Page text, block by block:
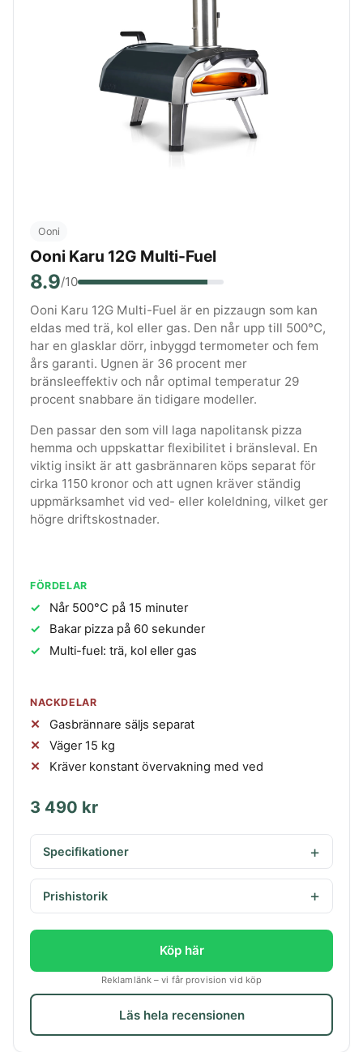
Ooni
Ooni Karu 12G Multi-Fuel
8.9/10
Ooni Karu 12G Multi-Fuel är en pizzaugn som kan
eldas med trä, kol eller gas. Den når upp till 500°C,
har en glasklar dörr, inbyggd termometer och fem
års garanti. Ugnen är 36 procent mer
bränsleeffektiv och når optimal temperatur 29
procent snabbare än tidigare modeller.
Den passar den som vill laga napolitansk pizza
hemma och uppskattar flexibilitet i bränsleval. En
viktig insikt är att gasbrännaren köps separat för
cirka 1150 kronor och att ugnen kräver ständig
uppmärksamhet vid ved- eller koleldning, vilket ger
högre driftskostnader.
FÖRDELAR
Når 500°C på 15 minuter
Bakar pizza på 60 sekunder
Multi-fuel: trä, kol eller gas
NACKDELAR
Gasbrännare säljs separat
Väger 15 kg
Kräver konstant övervakning med ved
3 490 kr
Specifikationer
Prishistorik
Köp här
Reklamlänk – vi får provision vid köp
Läs hela recensionen